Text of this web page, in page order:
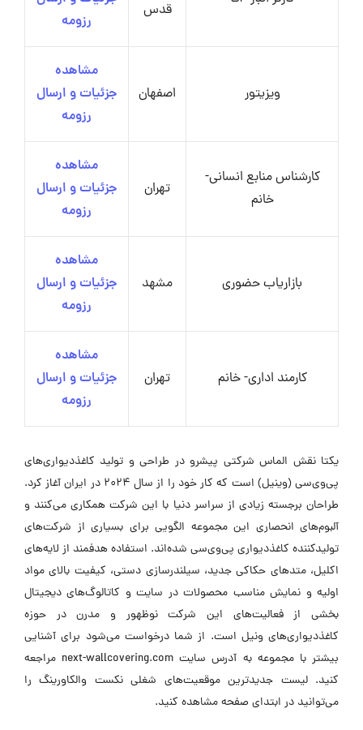
قدس
رزومه
ویزیتور اصفهان
مشاهده
جزئیات و ارسال
رزومه
کارشناس منابع انسانی-
خانم
تهران
مشاهده
جزئیات و ارسال
رزومه
بازاریاب حضوری مشهد
مشاهده
جزئیات و ارسال
رزومه
کارمند اداری- خانم تهران
مشاهده
جزئیات و ارسال
رزومه
یکتا نقش الماس شرکتی پیشرو در طراحی و تولید کاغذدیواری‌های
پی‌وی‌سی (وینیل) است که کار خود را از سال 2024 در ایران آغاز کرد.
طراحان برجسته زیادی از سراسر دنیا با این شرکت همکاری می‌کنند و
آلبوم‌های انحصاری این مجموعه الگویی برای بسیاری از شرکت‌های
تولیدکننده کاغذدیواری پی‌وی‌سی شده‌اند. استفاده هدفمند از لایه‌های
اکلیل، متدهای حکاکی جدید، سیلندرسازی دستی، کیفیت بالای مواد
اولیه و نمایش مناسب محصولات در سایت و کاتالوگ‌های دیجیتال
بخشی از فعالیت‌های این شرکت نوظهور و مدرن در حوزه
کاغذدیواری‌های ونیل است. از شما درخواست می‌شود برای آشنایی
بیشتر با مجموعه به آدرس سایت next-wallcovering.com مراجعه
کنید. لیست جدیدترین موقعیت‌های شغلی نکست والکاورینگ را
می‌توانید در ابتدای صفحه مشاهده کنید.